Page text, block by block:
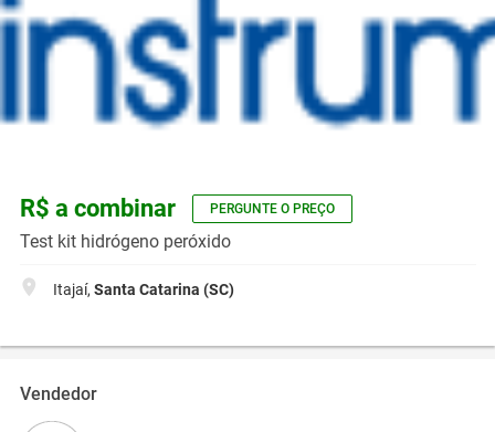
R$ a combinar PERGUNTE O PREÇO
Test kit hidrógeno peróxido
Itajaí, Santa Catarina (SC)
Vendedor